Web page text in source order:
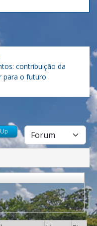
contribuição da
para o futuro
Up